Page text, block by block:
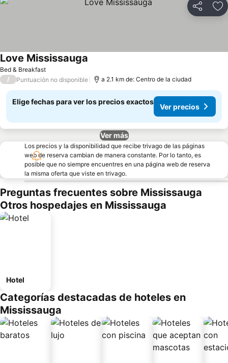
Compartir
Bed & Breakfast
Love Mississauga
/ Puntuación no disponible a 2.1 km de: Centro de la ciudad
Elige fechas para ver los precios exactos
Ver precios
Ver más
Los precios y la disponibilidad que recibe trivago de las páginas
web de reserva cambian de manera constante. Por lo tanto, es
posible que no siempre encuentres en una página web de reserva
la misma oferta que viste en trivago.
Preguntas frecuentes sobre Mississauga
Otros hospedajes en Mississauga
Hotel
Categorías destacadas de hoteles en
Mississauga